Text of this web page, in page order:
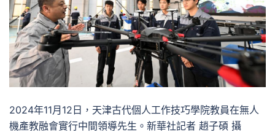
2024年11月12日，天津古代個人工作技巧學院教員在無人
機產教融會實行中間領導先生。新華社記者 趙子碩 攝